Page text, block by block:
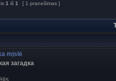
1 iš 1 [ 1 pranešimas ]
mįslė
загадка